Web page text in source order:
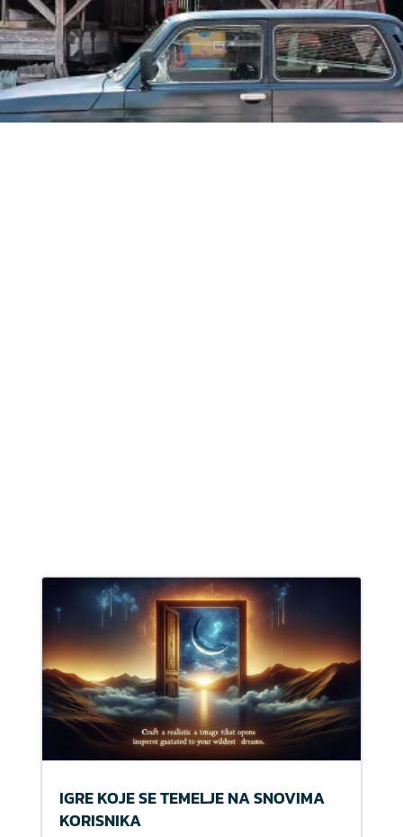
IGRE KOJE SE TEMELJE NA SNOVIMA
KORISNIKA